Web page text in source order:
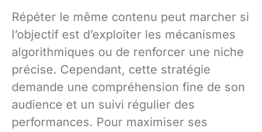
Répéter le même contenu peut marcher si
l’objectif est d’exploiter les mécanismes
algorithmiques ou de renforcer une niche
précise. Cependant, cette stratégie
demande une compréhension fine de son
audience et un suivi régulier des
performances. Pour maximiser ses